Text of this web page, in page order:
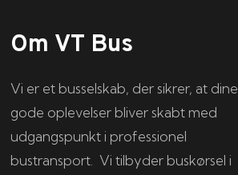
Om VT Bus
Vi er et busselskab, der sikrer, at dine
gode oplevelser bliver skabt med
udgangspunkt i professionel
bustransport. Vi tilbyder buskørsel i